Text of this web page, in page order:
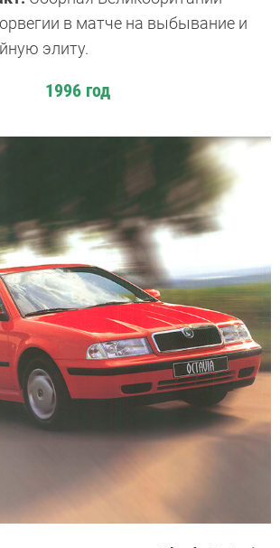
в матче на выбывание и
элиту.
1996 год